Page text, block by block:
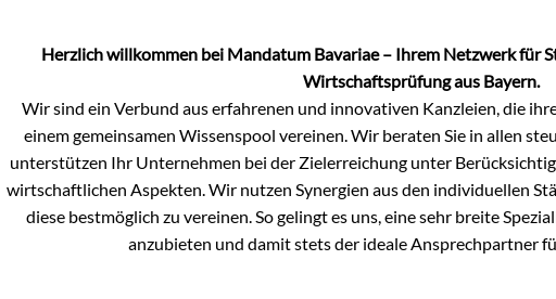
Herzlich willkommen bei Mandatum Bavariae – Ihrem Netzwerk für
Wirtschaftsprüfung aus Bayern.
Wir sind ein Verbund aus erfahrenen und innovativen Kanzleien, die
einem gemeinsamen Wissenspool vereinen. Wir beraten Sie in allen
unterstützen Ihr Unternehmen bei der Zielerreichung unter
wirtschaftlichen Aspekten. Wir nutzen Synergien aus den individuellen
diese bestmöglich zu vereinen. So gelingt es uns, eine sehr breite
anzubieten und damit stets der ideale Ansprechpartner